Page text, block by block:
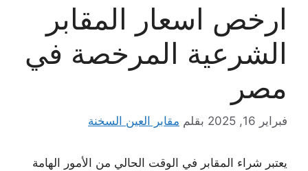
ارخص اسعار المقابر
الشرعية المرخصة في
مصر
فبراير 16, 2025 بقلم مقابر العين السخنة
يعتبر شراء المقابر في الوقت الحالي من الأمور الهامة